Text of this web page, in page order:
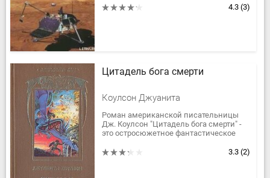
4.3 (3)
Цитадель бога смерти
Коулсон Джуанита
Роман американской писательницы
Дж. Коулсон "Цитадель бога смерти" -
это остросюжетное фантастическое
захватывающих приключениях
3.3 (2)